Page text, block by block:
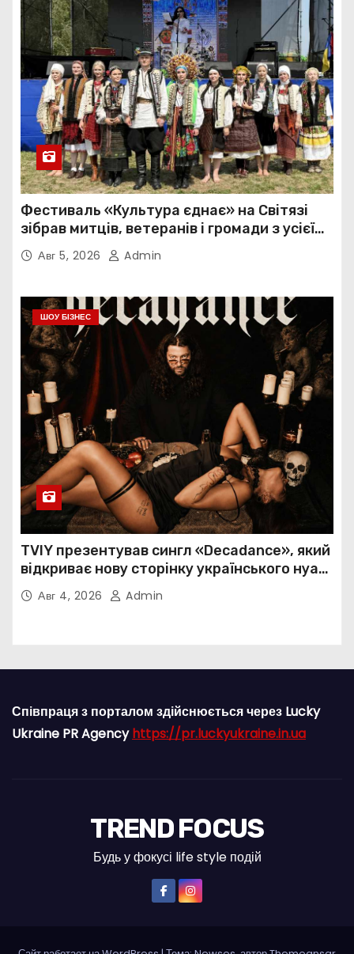
Фестиваль «Культура єднає» на Світязі
зібрав митців, ветеранів і громади з усієї
України
Авг 5, 2026 Admin
ШОУ БІЗНЕС
TVIY презентував сингл «Decadance», який
відкриває нову сторінку українського нуар-
попуАвг 4, 2026 Admin
Співпраця з порталом здійснюється через Lucky
Ukraine PR Agencyhttps://pr.luckyukraine.in.ua
TREND FOCUS
Будь у фокусі life style подій